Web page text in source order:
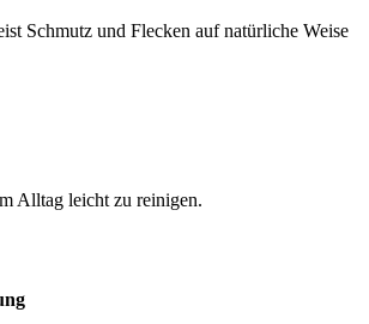
Schmutz und Flecken auf natürliche Weise
Alltag leicht zu reinigen.